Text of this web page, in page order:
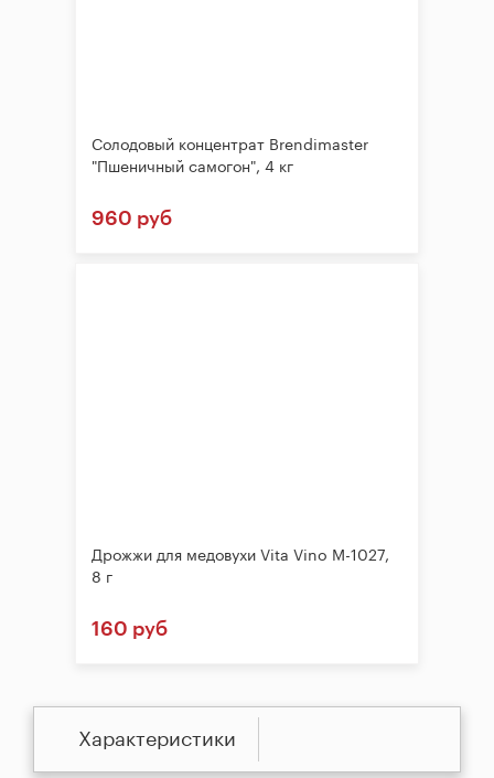
Солодовый концентрат Brendimaster
"Пшеничный самогон", 4 кг
960 руб
Дрожжи для медовухи Vita Vino M-1027,
8 г
160 руб
Характеристики